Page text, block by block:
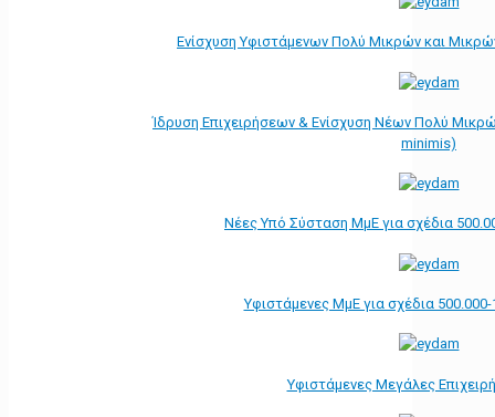
Ενίσχυση Υφιστάμενων Πολύ Μικρών και
Ίδρυση Επιχειρήσεων & Ενίσχυση Νέων Πολύ
minimis)
Νέες Υπό Σύσταση ΜμΕ για σχέδια
Υφιστάμενες ΜμΕ για σχέδια
Υφιστάμενες Μεγάλες